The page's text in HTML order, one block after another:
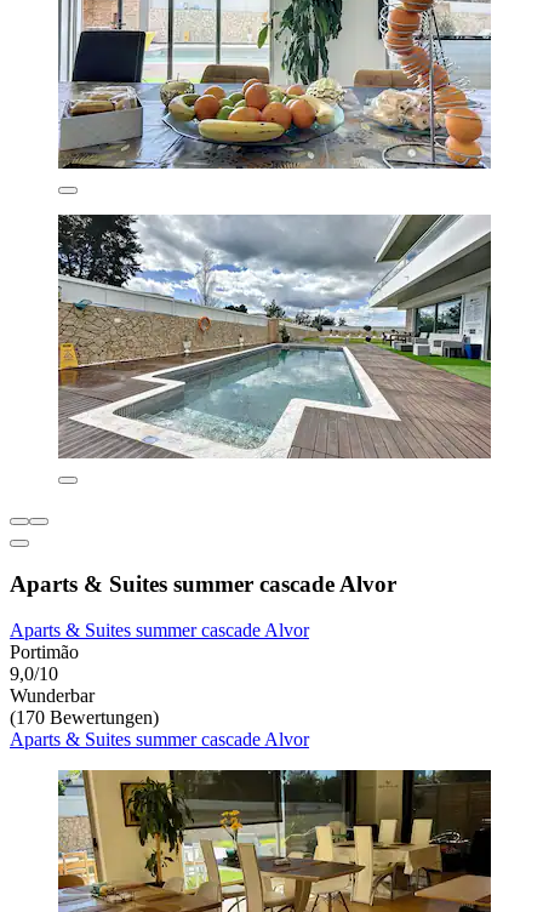
Aparts & Suites summer cascade Alvor
Aparts & Suites summer cascade Alvor
Portimão
9,0/10
Wunderbar
(170 Bewertungen)
Aparts & Suites summer cascade Alvor